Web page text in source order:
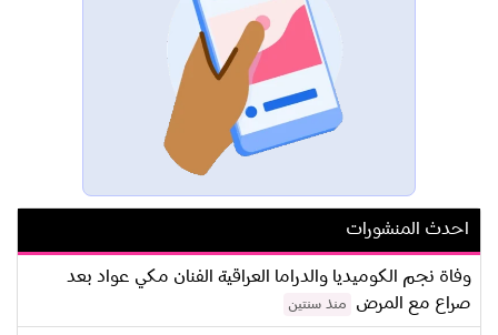
احدث المنشورات
وفاة نجم الكوميديا والدراما العراقية الفنان مكي عواد بعد
صراع مع المرض
منذ سنتين